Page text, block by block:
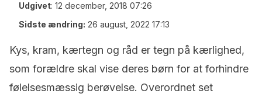
Udgivet: 12 december, 2018 07:26
Sidste ændring: 26 august, 2022 17:13
Kys, kram, kærtegn og råd er tegn på kærlighed,
som forældre skal vise deres børn for at forhindre
følelsesmæssig berøvelse. Overordnet set